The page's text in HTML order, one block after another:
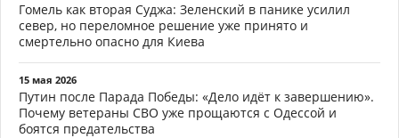
Гомель как вторая Суджа: Зеленский в панике усилил
север, но переломное решение уже принято и
смертельно опасно для Киева
15 мая 2026
Путин после Парада Победы: «Дело идёт к завершению».
Почему ветераны СВО уже прощаются с Одессой и
боятся предательства